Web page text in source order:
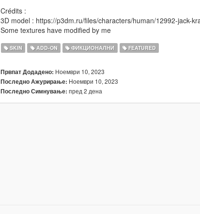
Crédits :
3D model : https://p3dm.ru/files/characters/human/12992-jack-
Some textures have modified by me
SKIN ADD-ON ФИКЦИОНАЛНИ FEATURED
Првпат Додадено: Ноември 10, 2023
Последно Ажурирање: Ноември 10, 2023
Последно Симнување: пред 2 дена